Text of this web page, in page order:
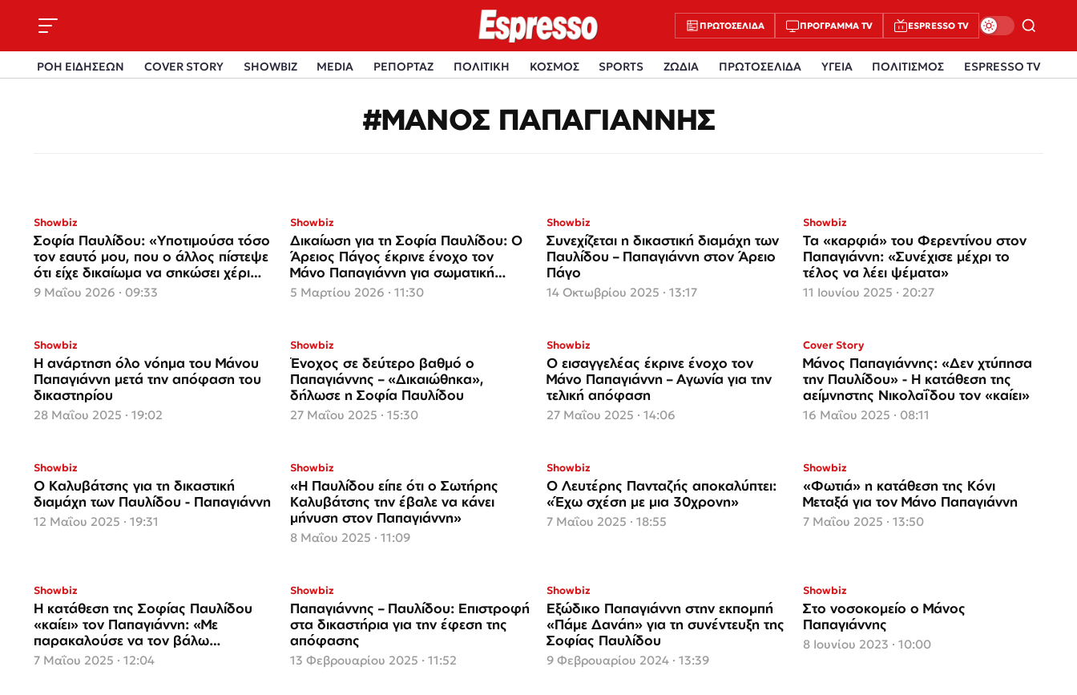
ΠΡΩΤΟΣΈΛΙΔΑ ΠΡΌΓΡΑΜΜΑ TV ESPRESSO TV
ΡΟΗ ΕΙΔΗΣΕΩΝ COVER STORY SHOWBIZ MEDIA ΡΕΠΟΡΤΑΖ ΠΟΛΙΤΙΚΗ ΚΟΣΜΟΣ SPORTS ΖΩΔΙΑ ΠΡΩΤΟΣΕΛΙΔΑ ΥΓΕΙΑ ΠΟΛΙΤΙΣΜΟΣ ESPRESSO TV
#ΜΑΝΟΣ ΠΑΠΑΓΙΑΝΝΗΣ
Showbiz
Σοφία Παυλίδου: «Υποτιμούσα τόσο
τον εαυτό μου, που ο άλλος πίστεψε
ότι είχε δικαίωμα να σηκώσει χέρι
πάνω μου»
9 Μαΐου 2026 · 09:33
Showbiz
Δικαίωση για τη Σοφία Παυλίδου: Ο
Άρειος Πάγος έκρινε ένοχο τον
Μάνο Παπαγιάννη για σωματική
βλάβη
5 Μαρτίου 2026 · 11:30
Showbiz
Συνεχίζεται η δικαστική διαμάχη των
Παυλίδου – Παπαγιάννη στον Άρειο
Πάγο
14 Οκτωβρίου 2025 · 13:17
Showbiz
Τα «καρφιά» του Φερεντίνου στον
Παπαγιάννη: «Συνέχισε μέχρι το
τέλος να λέει ψέματα»
11 Ιουνίου 2025 · 20:27
Showbiz
Η ανάρτηση όλο νόημα του Μάνου
Παπαγιάννη μετά την απόφαση του
δικαστηρίου
28 Μαΐου 2025 · 19:02
Showbiz
Ένοχος σε δεύτερο βαθμό ο
Παπαγιάννης – «Δικαιώθηκα»,
δήλωσε η Σοφία Παυλίδου
27 Μαΐου 2025 · 15:30
Showbiz
Ο εισαγγελέας έκρινε ένοχο τον
Μάνο Παπαγιάννη – Αγωνία για την
τελική απόφαση
27 Μαΐου 2025 · 14:06
Cover Story
Μάνος Παπαγιάννης: «Δεν χτύπησα
την Παυλίδου» - Η κατάθεση της
αείμνηστης Νικολαΐδου τον «καίει»
16 Μαΐου 2025 · 08:11
Showbiz
Ο Καλυβάτσης για τη δικαστική
διαμάχη των Παυλίδου - Παπαγιάννη
12 Μαΐου 2025 · 19:31
Showbiz
«Η Παυλίδου είπε ότι ο Σωτήρης
Καλυβάτσης την έβαλε να κάνει
μήνυση στον Παπαγιάννη»
8 Μαΐου 2025 · 11:09
Showbiz
Ο Λευτέρης Πανταζής αποκαλύπτει:
«Έχω σχέση με μια 30χρονη»
7 Μαΐου 2025 · 18:55
Showbiz
«Φωτιά» η κατάθεση της Κόνι
Μεταξά για τον Μάνο Παπαγιάννη
7 Μαΐου 2025 · 13:50
Showbiz
Η κατάθεση της Σοφίας Παυλίδου
«καίει» τον Παπαγιάννη: «Με
παρακαλούσε να τον βάλω
αυτόφωρο»
7 Μαΐου 2025 · 12:04
Showbiz
Παπαγιάννης – Παυλίδου: Επιστροφή
στα δικαστήρια για την έφεση της
απόφασης
13 Φεβρουαρίου 2025 · 11:52
Showbiz
Εξώδικο Παπαγιάννη στην εκπομπή
«Πάμε Δανάη» για τη συνέντευξη της
Σοφίας Παυλίδου
9 Φεβρουαρίου 2024 · 13:39
Showbiz
Στο νοσοκομείο ο Μάνος
Παπαγιάννης
8 Ιουνίου 2023 · 10:00